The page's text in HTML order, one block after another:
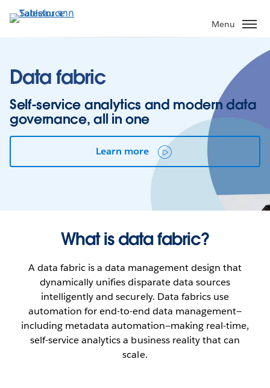
ไป
Menu
Data fabric
Self-service analytics and modern data
governance, all in one
Learn more
Play
Video
What is data fabric?
A data fabric is a data management design that
dynamically unifies disparate data sources
intelligently and securely. Data fabrics use
automation for end-to-end data management—
including metadata automation—making real-time,
self-service analytics a business reality that can
scale.